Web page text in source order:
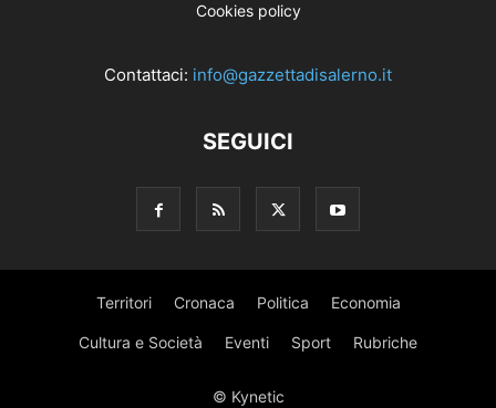
Cookies policy
Contattaci: info@gazzettadisalerno.it
SEGUICI
Territori Cronaca Politica Economia
Cultura e Società Eventi Sport Rubriche
© Kynetic